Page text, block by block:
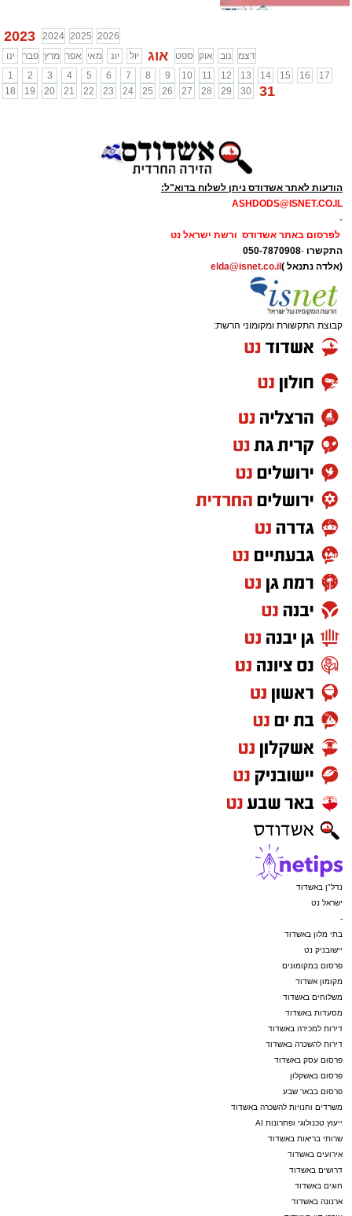
2023 2024 2025 2026
ינו
פבר מרץ אפר מאי יונ יול אוג ספט אוק נוב
דצמ
1
2 3 4 5 6 7 8 9 10 11 12 13 14 15 16
17
18
19 20 21 22 23 24 25 26 27 28 29 30 31
הודעות לאתר אשדודס ניתן לשלוח בדוא"ל:
ASHDODS@ISNET.CO.IL
-
לפרסום באתר אשדודס ורשת ישראל נט
התקשרו -
050-7870908
(אלדה נתנאל ) elda@isnet.co.il
קבוצת התקשורת ומקומוני הרשת:
נדל"ן באשדוד
ישראל נט
-
בתי מלון באשדוד
יישובניק נט
פרסום במקומונים
מקומון אשדוד
משלוחים באשדוד
מסעדות באשדוד
דירות למכירה באשדוד
דירות להשכרה באשדוד
פרסום עסק באשדוד
פרסום באשקלון
פרסום בבאר שבע
משרדים וחנויות להשכרה באשדוד
ייעוץ טכנולוגי ופתרונות AI
שרותי בריאות באשדוד
אירועים באשדוד
דרושים באשדוד
חוגים באשדוד
ארנונה באשדוד